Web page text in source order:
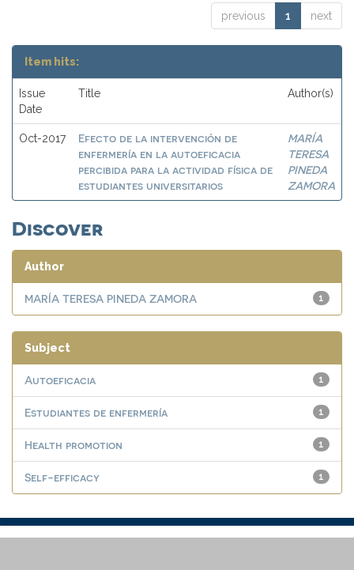
previous 1 next
Item hits:
Issue
Date
Title Author(s)
Oct-2017
Efecto de la intervención de
enfermería en la autoeficacia
percibida para la actividad física de
estudiantes universitarios
MARÍA
TERESA
PINEDA
ZAMORA
Discover
Author
1
MARÍA TERESA PINEDA ZAMORA
Subject
1
Autoeficacia
1
Estudiantes de enfermería
1
Health promotion
1
Self-efficacy